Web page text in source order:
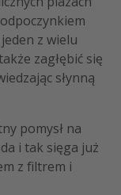
z wielu
zagłębić się
słynną
pomysł na
i tak sięga już
z filtrem i